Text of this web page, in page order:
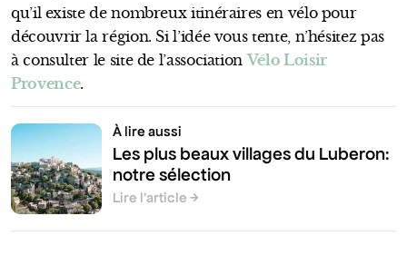
qu’il existe de nombreux itinéraires en vélo pour
découvrir la région. Si l’idée vous tente, n’hésitez pas
à consulter le site de l’associationVélo Loisir
Provence.
À lire aussi
Les plus beaux villages du Luberon:
notre sélection
Lire l’article